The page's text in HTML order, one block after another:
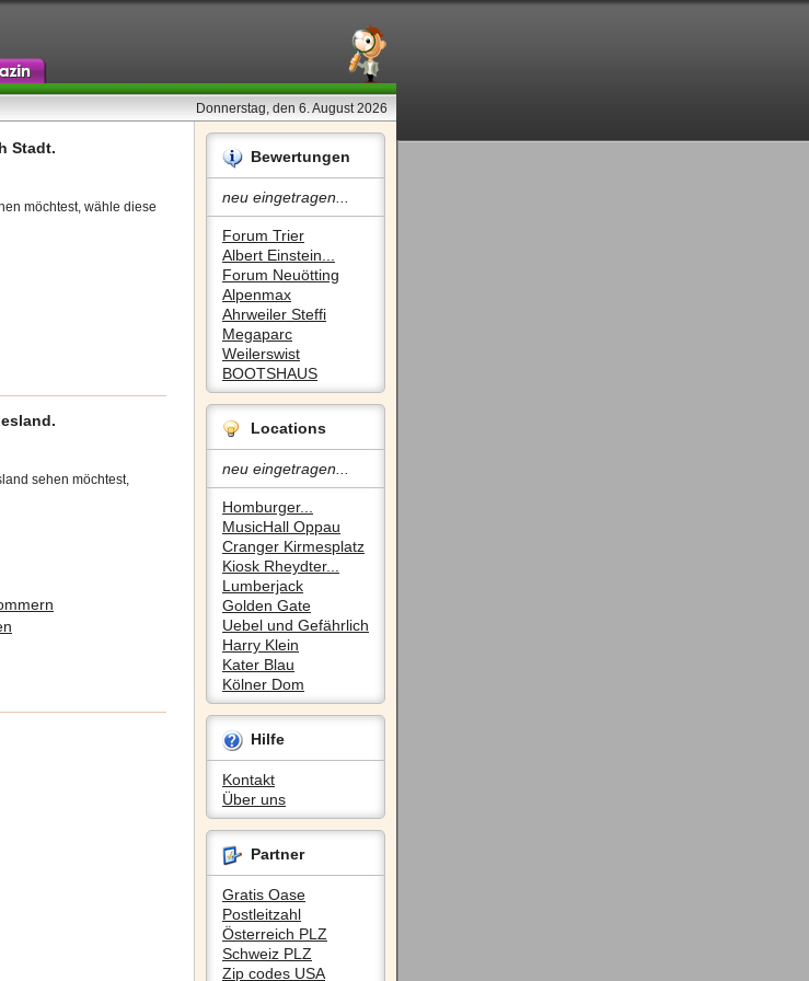
Donnerstag, den 6. August 2026
Bewertungen
neu eingetragen...
Forum Trier
Albert Einstein...
Forum Neuötting
Alpenmax
Ahrweiler Steffi
Megaparc
Weilerswist
BOOTSHAUS
Locations
neu eingetragen...
Homburger...
MusicHall Oppau
Cranger Kirmesplatz
Kiosk Rheydter...
Lumberjack
Golden Gate
Uebel und Gefährlich
Harry Klein
Kater Blau
Kölner Dom
Hilfe
Kontakt
Über uns
Partner
Gratis Oase
Postleitzahl
Österreich PLZ
Schweiz PLZ
Zip codes USA
Stadt.
möchtest, wähle diese
sehen möchtest,